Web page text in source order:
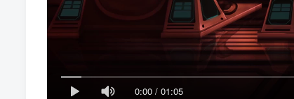
0:00 / 01:05